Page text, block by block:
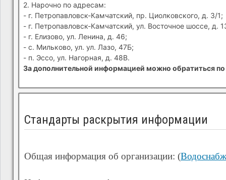
2. Нарочно по адресам:
- г. Петропавловск-Камчатский, пр. Циолковского, д. 3/1;
- г. Петропавловск-Камчатский, ул. Восточное шоссе, д.
- г. Елизово, ул. Ленина, д. 46;
- с. Мильково, ул. ул. Лазо, 47Б;
- п. Эссо, ул. Нагорная, д. 48В.
За дополнительной информацией можно обратиться
Стандарты раскрытия информации
Общая информация об организации: (